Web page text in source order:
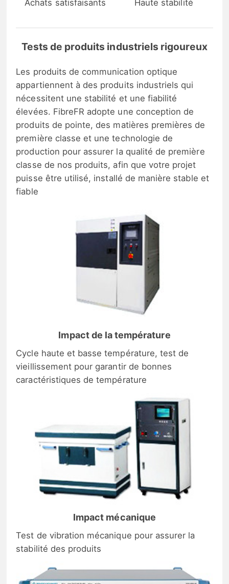
Achats satisfaisants Haute stabilité
Tests de produits industriels rigoureux
Les produits de communication optique
appartiennent à des produits industriels qui
nécessitent une stabilité et une fiabilité
élevées. FibreFR adopte une conception de
produits de pointe, des matières premières de
première classe et une technologie de
production pour assurer la qualité de première
classe de nos produits, afin que votre projet
puisse être utilisé, installé de manière stable et
fiable
Impact de la température
Cycle haute et basse température, test de
vieillissement pour garantir de bonnes
caractéristiques de température
Impact mécanique
Test de vibration mécanique pour assurer la
stabilité des produits